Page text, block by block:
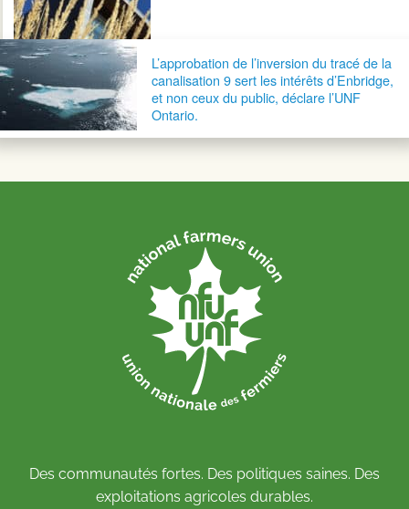
L’approbation de l’inversion du tracé de la
canalisation 9 sert les intérêts d’Enbridge,
et non ceux du public, déclare l’UNF
Ontario.
Des communautés fortes. Des politiques saines. Des
exploitations agricoles durables.